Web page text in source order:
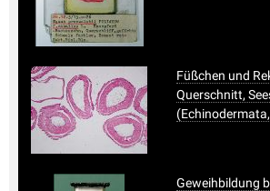
Füßchen und
Querschnitt,
Geweihbildung